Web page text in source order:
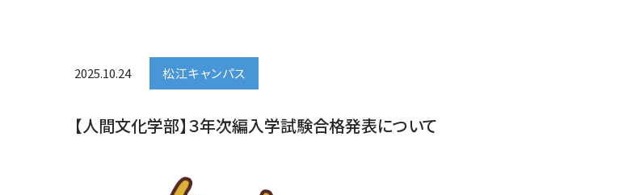
2025.10.24 松江キャンパス
【人間文化学部】３年次編入学試験合格発表について